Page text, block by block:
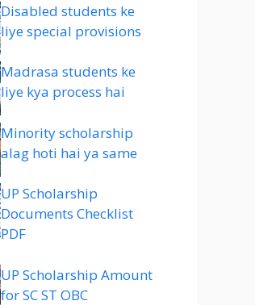
Disabled students ke
liye special provisions
Madrasa students ke
liye kya process hai
Minority scholarship
alag hoti hai ya same
UP Scholarship
Documents Checklist
PDF
UP Scholarship Amount
for SC ST OBC